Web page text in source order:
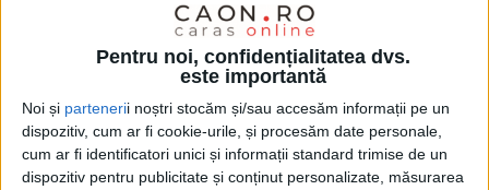
Pentru noi, confidențialitatea dvs.
este importantă
Noi și partenerii noștri stocăm și/sau accesăm informații pe un
dispozitiv, cum ar fi cookie-urile, și procesăm date personale,
cum ar fi identificatori unici și informații standard trimise de un
dispozitiv pentru publicitate și conținut personalizate, măsurarea